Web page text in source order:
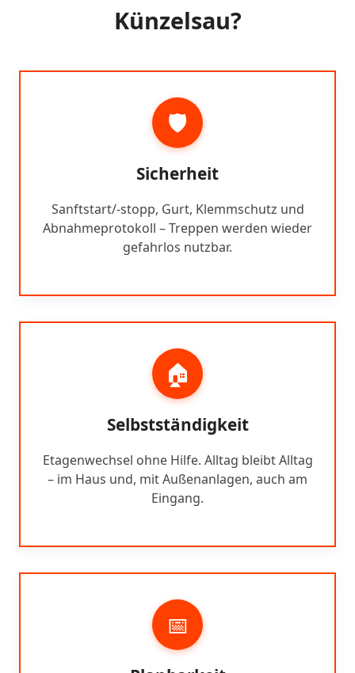
Künzelsau?
🛡️
Sicherheit
Sanftstart/-stopp, Gurt, Klemmschutz und
Abnahmeprotokoll – Treppen werden wieder
gefahrlos nutzbar.
🏠
Selbstständigkeit
Etagenwechsel ohne Hilfe. Alltag bleibt Alltag
– im Haus und, mit Außenanlagen, auch am
Eingang.
📅